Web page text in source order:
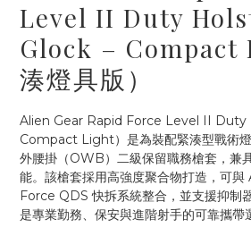
認現貨數量，以避免
Level II Duty
Glock – Compact
湊燈具版）
Alien Gear Rapid Force Level II Duty
Compact Light）是為裝配緊湊型戰術
外腰掛（OWB）二級保留職務槍套，兼
能。該槍套採用高強度聚合物打造，可
Force QDS 快拆系統整合，並支援抑制
是專業勤務、保安與進階射手的可靠攜帶